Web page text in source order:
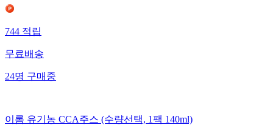
744 적립
무료배송
24명 구매중
이롬 유기농 CCA주스 (수량선택, 1팩 140ml)